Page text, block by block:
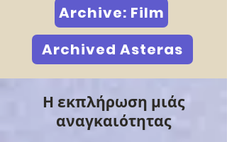
Archive: Film
Archived Asteras
Η εκπλήρωση μιάς
αναγκαιότητας